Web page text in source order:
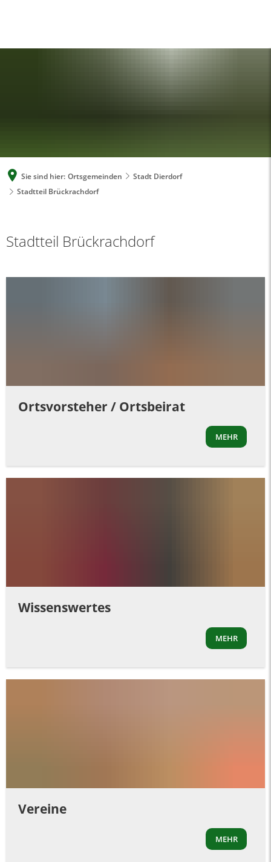
Sie sind hier: Ortsgemeinden
Stadt Dierdorf
Stadtteil Brückrachdorf
Stadtteil Brückrachdorf
Ortsvorsteher / Ortsbeirat
MEHR
Wissenswertes
MEHR
Vereine
MEHR